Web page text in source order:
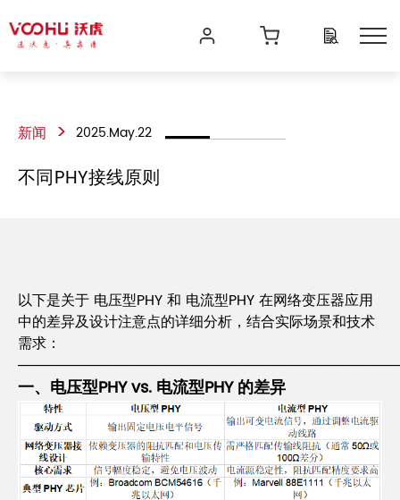
新闻 > 2025.May.22
不同PHY接线原则
以下是关于 电压型PHY 和 电流型PHY 在网络变压器应用
中的差异及设计注意点的详细分析，结合实际场景和技术
需求：
一、电压型PHY vs. 电流型PHY 的差异